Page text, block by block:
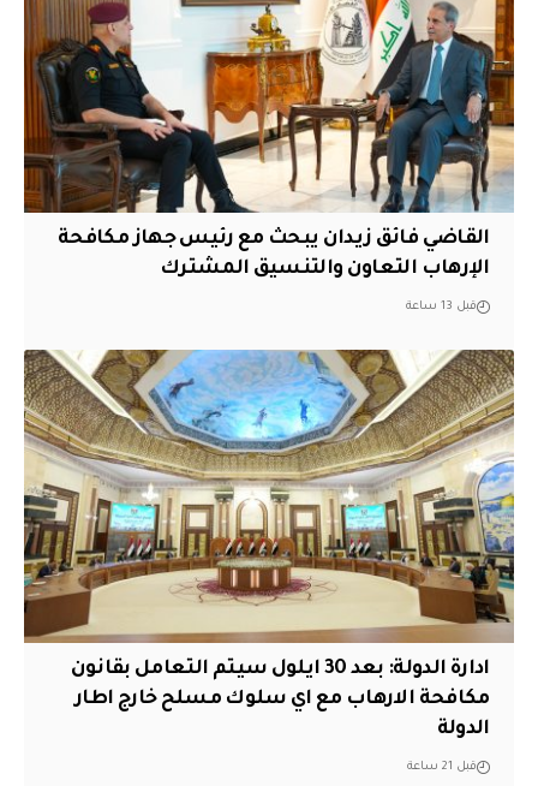
القاضي فائق زيدان يبحث مع رئيس جهاز مكافحة
الإرهاب التعاون والتنسيق المشترك
قبل 13 ساعة
ادارة الدولة: بعد 30 ايلول سيتم التعامل بقانون
مكافحة الارهاب مع اي سلوك مسلح خارج اطار
الدولة
قبل 21 ساعة